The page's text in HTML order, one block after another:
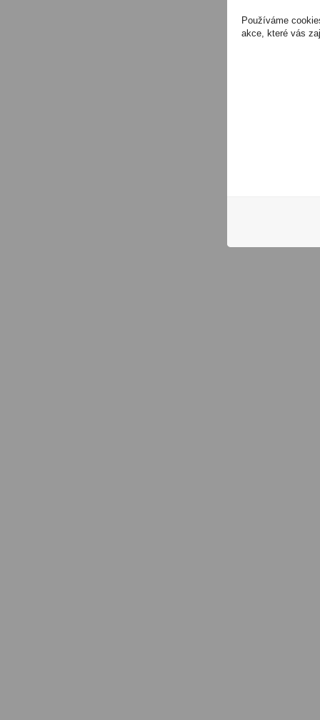
Používáme
akce, které vás